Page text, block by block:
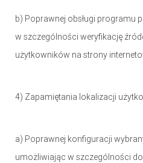
b) Poprawnej obsługi programu
w szczególności weryfikację
użytkowników na strony
4) Zapamiętania lokalizacji
a) Poprawnej konfiguracji
umożliwiając w szczególności